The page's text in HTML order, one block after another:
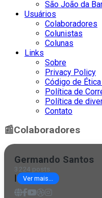
São João da
Usuários
Colaboradores
Colunistas
Colunas
Links
Sobre
Privacy Policy
Código de
Política de
Política de
Contato
📰Colaboradores
Germando Santos
3224 posts
| Ver mais...